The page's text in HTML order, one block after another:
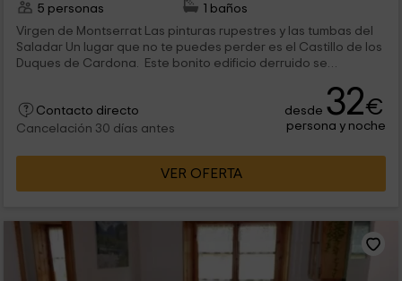
5 personas
1 baños
Virgen de Montserrat Las pinturas rupestres y las tumbas del
Saladar Un lugar que no te puedes perder es el Castillo de los
Duques de Cardona. Este bonito edificio derruido se
Contacto directo
Cancelación 30 días antes
desde 32€
persona y noche
VER OFERTA